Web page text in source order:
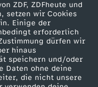
ZDF, ZDFheute und
setzen wir Cookies
Einige der
erforderlich
dürfen wir
hinaus
speichern und/oder
Daten ohne deine
die nicht unsere
zum ZDF